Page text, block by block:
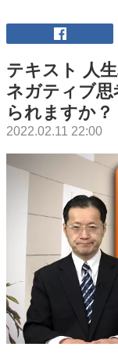
テキスト 人
ネガティブ思
られますか？
2022.02.11 22:00